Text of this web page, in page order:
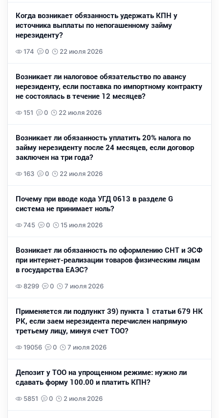
Когда возникает обязанность удержать КПН у
источника выплаты по непогашенному займу
нерезиденту?
174 0 22 июля 2026
Возникает ли налоговое обязательство по авансу
нерезиденту, если поставка по импортному контракту
не состоялась в течение 12 месяцев?
151 0 22 июля 2026
Возникает ли обязанность уплатить 20% налога по
займу нерезиденту после 24 месяцев, если договор
заключен на три года?
163 0 22 июля 2026
Почему при вводе кода УГД 0613 в разделе G
система не принимает ноль?
745 0 15 июля 2026
Возникает ли обязанность по оформлению СНТ и ЭСФ
при интернет-реализации товаров физическим лицам
в государства ЕАЭС?
8299 0 7 июля 2026
Применяется ли подпункт 39) пункта 1 статьи 679 НК
РК, если заем нерезидента перечислен напрямую
третьему лицу, минуя счет ТОО?
19056 0 7 июля 2026
Депозит у ТОО на упрощенном режиме: нужно ли
сдавать форму 100.00 и платить КПН?
5851 0 2 июля 2026